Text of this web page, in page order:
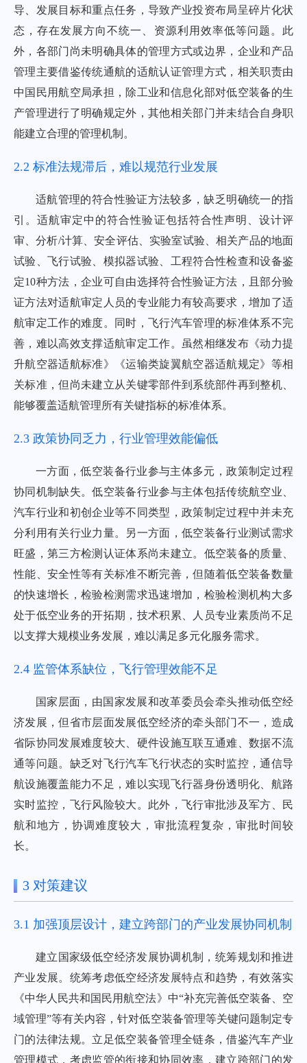
导、发展目标和重点任务，导致产业投资布局呈碎片化状
态，存在发展方向不统一、资源利用效率低等问题。此
外，各部门尚未明确具体的管理方式或边界，企业和产品
管理主要借鉴传统通航的适航认证管理方式，相关职责由
中国民用航空局承担，除工业和信息化部对低空装备的生
产管理进行了明确规定外，其他相关部门并未结合自身职
能建立合理的管理机制。
2.2 标准法规滞后，难以规范行业发展
适航管理的符合性验证方法较多，缺乏明确统一的指
引。适航审定中的符合性验证包括符合性声明、设计评
审、分析/计算、安全评估、实验室试验、相关产品的地面
试验、飞行试验、模拟器试验、工程符合性检查和设备鉴
定10种方法，企业可自由选择符合性验证方法，且部分验
证方法对适航审定人员的专业能力有较高要求，增加了适
航审定工作的难度。同时，飞行汽车管理的标准体系不完
善，难以高效支撑适航审定工作。虽然相继发布《动力提
升航空器适航标准》《运输类旋翼航空器适航规定》等相
关标准，但尚未建立从关键零部件到系统部件再到整机、
能够覆盖适航管理所有关键指标的标准体系。
2.3 政策协同乏力，行业管理效能偏低
一方面，低空装备行业参与主体多元，政策制定过程
协同机制缺失。低空装备行业参与主体包括传统航空业、
汽车行业和初创企业等不同类型，政策制定过程中并未充
分利用有关行业力量。另一方面，低空装备行业测试需求
旺盛，第三方检测认证体系尚未建立。低空装备的质量、
性能、安全性等有关标准不断完善，但随着低空装备数量
的快速增长，检验检测需求迅速增加，检验检测机构大多
处于低空业务的开拓期，技术积累、人员专业素质尚不足
以支撑大规模业务发展，难以满足多元化服务需求。
2.4 监管体系缺位，飞行管理效能不足
国家层面，由国家发展和改革委员会牵头推动低空经
济发展，但省市层面发展低空经济的牵头部门不一，造成
省际协同发展难度较大、硬件设施互联互通难、数据不流
通等问题。缺乏对飞行汽车飞行状态的实时监控，通信导
航设施覆盖能力不足，难以实现飞行器身份透明化、航路
实时监控，飞行风险较大。此外，飞行审批涉及军方、民
航和地方，协调难度较大，审批流程复杂，审批时间较
长。
3 对策建议
3.1 加强顶层设计，建立跨部门的产业发展协同机制
建立国家级低空经济发展协调机制，统筹规划和推进
产业发展。统筹考虑低空经济发展特点和趋势，有效落实
《中华人民共和国民用航空法》中“补充完善低空装备、空
域管理”等有关内容，针对低空装备管理等关键问题制定专
门的法律法规。立足低空装备管理全链条，借鉴汽车产业
管理模式，考虑监管的衔接和协同效率，建立跨部门的发